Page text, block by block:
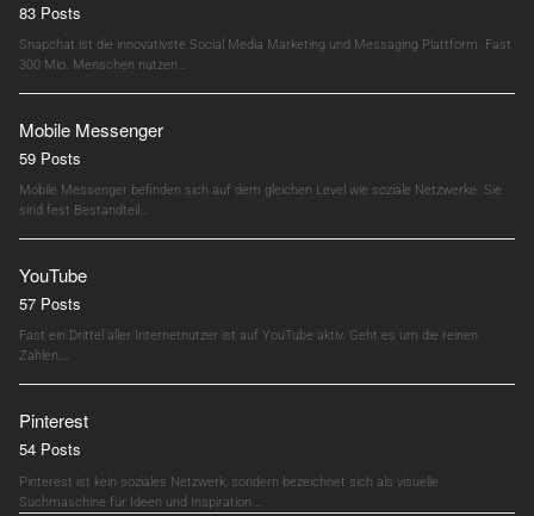
83 Posts
Snapchat ist die innovativste Social Media Marketing und Messaging Plattform. Fast
300 Mio. Menschen nutzen…
Mobile Messenger
59 Posts
Mobile Messenger befinden sich auf dem gleichen Level wie soziale Netzwerke. Sie
sind fest Bestandteil…
YouTube
57 Posts
Fast ein Drittel aller Internetnutzer ist auf YouTube aktiv. Geht es um die reinen
Zahlen,…
Pinterest
54 Posts
Pinterest ist kein soziales Netzwerk, sondern bezeichnet sich als visuelle
Suchmaschine für Ideen und Inspiration.…